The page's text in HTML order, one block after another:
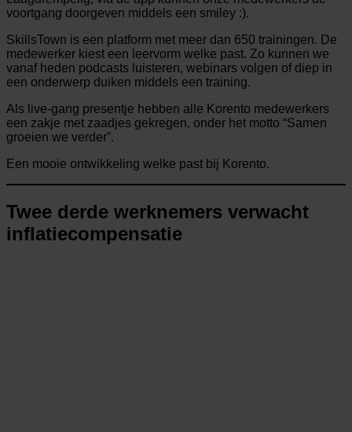
voortgang doorgeven middels een smiley :).
SkillsTown is een platform met meer dan 650 trainingen. De
medewerker kiest een leervorm welke past. Zo kunnen we
vanaf heden podcasts luisteren, webinars volgen of diep in
een onderwerp duiken middels een training.
Als live-gang presentje hebben alle Korento medewerkers
een zakje met zaadjes gekregen, onder het motto “Samen
groeien we verder”.
Een mooie ontwikkeling welke past bij Korento.
Twee derde werknemers verwacht
inflatiecompensatie